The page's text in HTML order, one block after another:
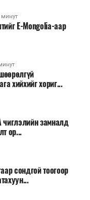
төхөөрөмж,
авах;
салбараас бусад
бусад кино,
урамшуулал.
2026 оны
мөрдөнө. Харин
хүүхдийн
томуу төст
зайлшгүй
минут
E-Mongolia-аар
хийхийг хориг...
чиглэлийн замналд
ор...
сондгой тоогоор